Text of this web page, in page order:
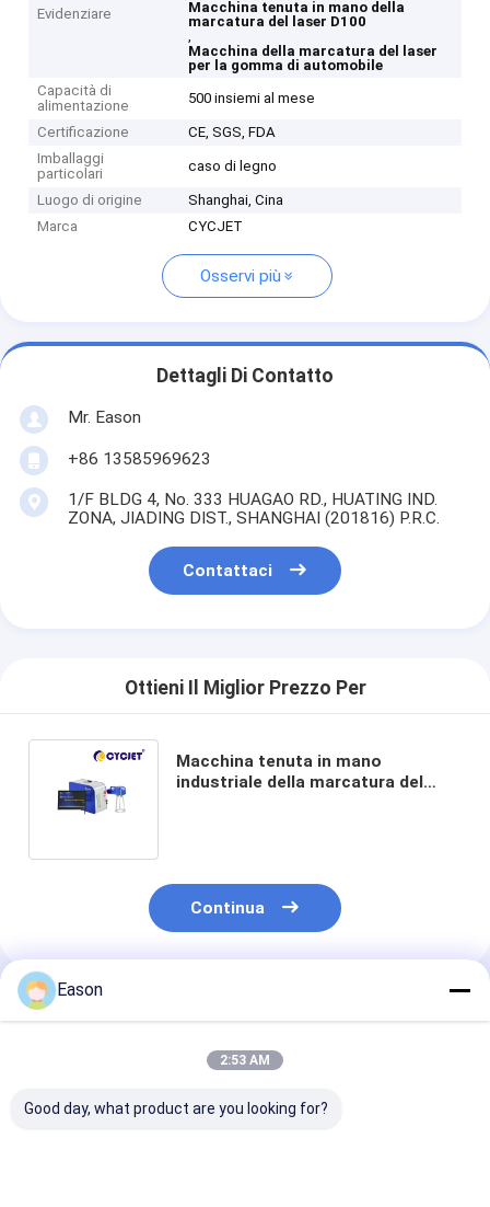
Evidenziare
Macchina tenuta in mano della
marcatura del laser D100
,
Macchina della marcatura del laser
per la gomma di automobile
Capacità di
alimentazione
500 insiemi al mese
Certificazione
CE, SGS, FDA
Imballaggi
particolari
caso di legno
Luogo di origine
Shanghai, Cina
Marca
CYCJET
Osservi più
Dettagli Di Contatto
Mr. Eason
+86 13585969623
1/F BLDG 4, No. 333 HUAGAO RD., HUATING IND.
ZONA, JIADING DIST., SHANGHAI (201816) P.R.C.
Contattaci
Ottieni Il Miglior Prezzo Per
Macchina tenuta in mano
industriale della marcatura del
Continua
Prodotti Raccomandati
Eason
2:53 AM
Good day, what product are you looking for?